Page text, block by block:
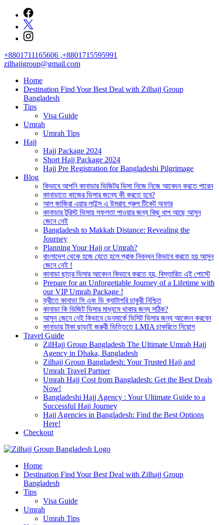
content
+8801711165606 ,+8801715595991
zilhajjgroup@gmail.com
Home
Destination Find Your Best Deal with Zilhajj Group
Bangladesh
Tips
Visa Guide
Umrah
Umrah Tips
Hajj
Hajj Package 2024
Short Hajj Package 2024
Hajj Pre Registration for Bangladeshi Pilgrimage
Blog
কিভাবে আপনি কানাডার ভিজিটর ভিসা নিজে নিজে আবেদন করতে পারেন
কানাডাতে কাজের ভিসার জন্যে কী করতে হবে?
আল জাজিরা এয়ার লাইন্স এ উমরাহ গ্রুপ টিকেট অফার
কানাডার টুরিস্ট ভিসায় সফলতা পাওয়ার জন্য কিছু ধাপ আছে আসুন
জেনে নেই
Bangladesh to Makkah Distance: Revealing the
Journey
Planning Your Hajj or Umrah?
বাংলাদেশ থেকে হজে যেতে হলে প্রাক নিবন্ধন কিভাবে করতে হয় আসুন
জেনে নেই !
কানাডা ছাত্র ভিসার আবেদন কিভাবে করতে হয়, বিস্তারিত এই পোস্টে
Prepare for an Unforgettable Journey of a Lifetime with
our VIP Umrah Package !
ফ্রীতে কানাডা সি এবং ডি ক্যাটাগরি চাকুরী নিশ্চিত
কানাডা কি ভিজিট ভিসার মাধ্যমে থাকার জন্য সঠিক?
আসুন জেনে নেই কিভাবে ডেনমার্কে ভিসিট ভিসার জন্য আবেদন করবেন
কানাডায় টাকা ছাড়াই জরুরী ভিত্তিতে LMIA চাকরিতে নিয়োগ
Travel Guide
ZilHajj Group Bangladesh The Ultimate Umrah Hajj
Agency in Dhaka, Bangladesh
Zilhajj Group Bangladesh: Your Trusted Hajj and
Umrah Travel Partner
Umrah Hajj Cost from Bangladesh: Get the Best Deals
Now!
Bangladeshi Hajj Agency : Your Ultimate Guide to a
Successful Hajj Journey
Hajj Agencies in Bangladesh: Find the Best Options
Here!
Checkout
জিলহজ্জ গ্রুপ বাংলাদেশ
Best Hajj Umrah Travel Tour Agent in Bangladesh
Home
Destination Find Your Best Deal with Zilhajj Group
Bangladesh
Tips
Visa Guide
Umrah
Umrah Tips